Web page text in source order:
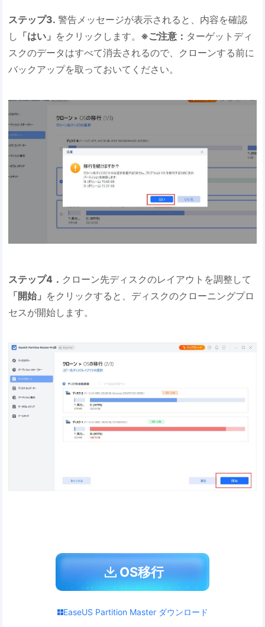
ステップ3.警告メッセージが表示されると、内容を確認
し 「はい」 をクリックします。 ※ご注意： ターゲットディ
スクのデータはすべて消去されるので、クローンする前に
バックアップを取っておいてください。
ステップ4． クローン先ディスクのレイアウトを調整して
「開始」 をクリックすると、ディスクのクローニングプロ
セスが開始します。
OS移行
EaseUS Partition Master ダウンロード